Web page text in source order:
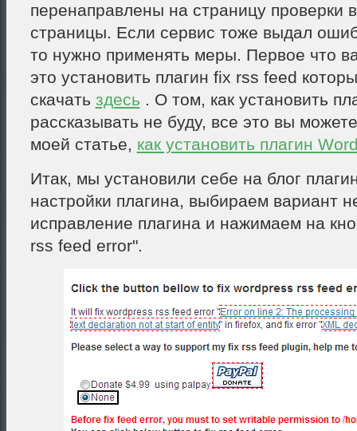
перенаправлены на страницу проверки
страницы. Если сервис тоже выдал
то нужно применять меры. Первое что
это установить плагин fix rss feed
скачать здесь . О том, как установить
рассказывать не буду, все это вы
моей статье, как установить плагин
Итак, мы установили себе на блог
настройки плагина, выбираем вариант
исправление плагина и нажимаем на
rss feed error".